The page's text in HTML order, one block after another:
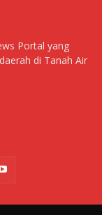
Portal yang
di Tanah Air